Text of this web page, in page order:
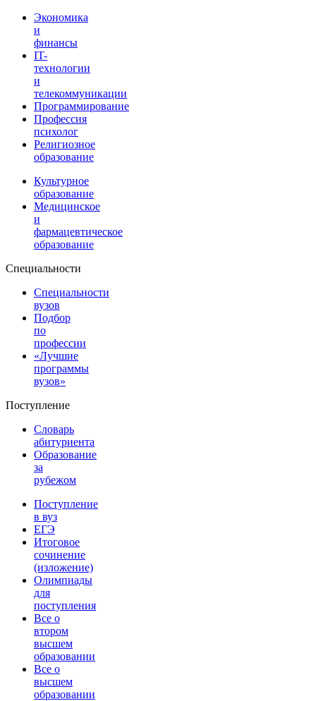
Экономика
и
финансы
IT-
технологии
и
телекоммуникации
Программирование
Профессия
психолог
Религиозное
образование
Культурное
образование
Медицинское
и
фармацевтическое
образование
Специальности
Специальности
вузов
Подбор
по
профессии
«Лучшие
программы
вузов»
Поступление
Словарь
абитуриента
Образование
за
рубежом
Поступление
в вуз
ЕГЭ
Итоговое
сочинение
(изложение)
Олимпиады
для
поступления
Все о
втором
высшем
образовании
Все о
высшем
образовании